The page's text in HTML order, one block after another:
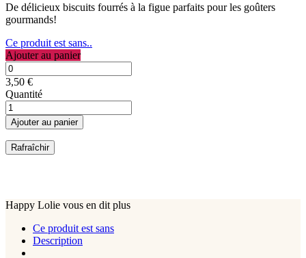
De délicieux biscuits fourrés à la figue parfaits pour les goûters
gourmands!
Ce produit est sans..
Ajouter au panier
3,50 €
Quantité
Ajouter au panier
Happy Lolie vous en dit plus
Ce produit est sans
Description